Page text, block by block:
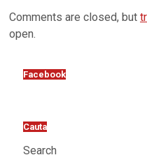
Comments are closed, but
open.
Facebook
Cauta
Search